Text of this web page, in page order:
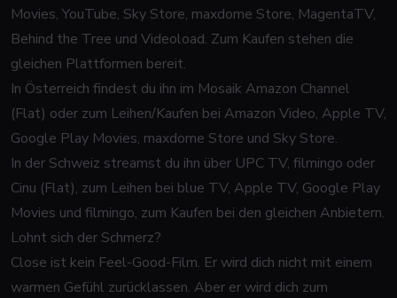
Movies, YouTube, Sky Store, maxdome Store, MagentaTV,
Behind the Tree und Videoload. Zum Kaufen stehen die
gleichen Plattformen bereit.
In Österreich findest du ihn im Mosaik Amazon Channel
(Flat) oder zum Leihen/Kaufen bei Amazon Video, Apple TV,
Google Play Movies, maxdome Store und Sky Store.
In der Schweiz streamst du ihn über UPC TV, filmingo oder
Cinu (Flat), zum Leihen bei blue TV, Apple TV, Google Play
Movies und filmingo, zum Kaufen bei den gleichen Anbietern.
Lohnt sich der Schmerz?
Close ist kein Feel-Good-Film. Er wird dich nicht mit einem
warmen Gefühl zurücklassen. Aber er wird dich zum